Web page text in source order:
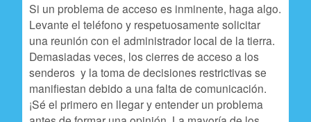
Si un problema de acceso es inminente, haga algo.
Levante el teléfono y respetuosamente solicitar
una reunión con el administrador local de la tierra.
Demasiadas veces, los cierres de acceso a los
senderos y la toma de decisiones restrictivas se
manifiestan debido a una falta de comunicación.
¡Sé el primero en llegar y entender un problema